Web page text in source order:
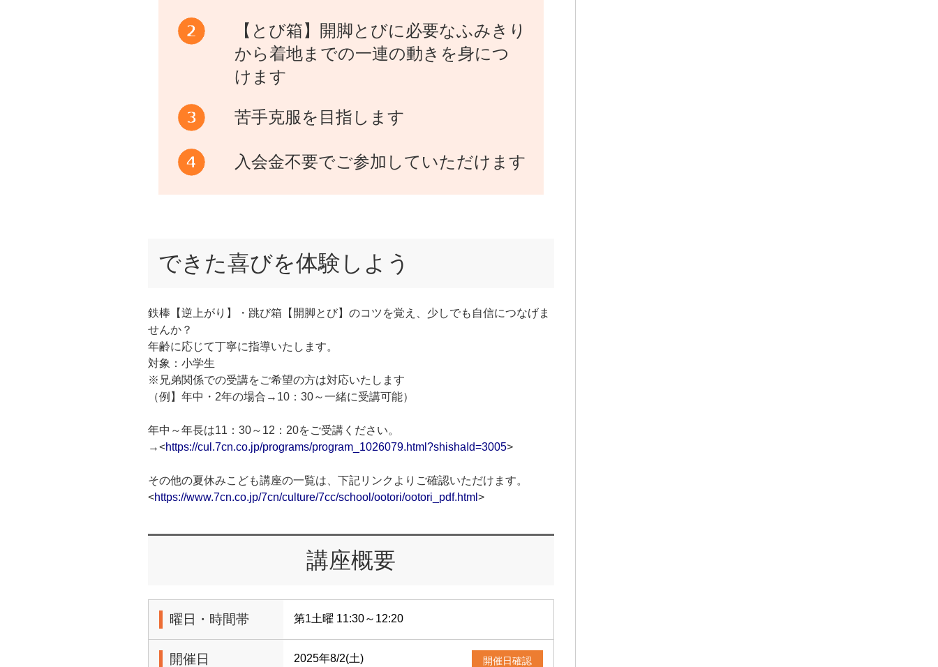
【とび箱】開脚とびに必要なふみきり
から着地までの一連の動きを身につ
けます
苦手克服を目指します
入会金不要でご参加していただけます
できた喜びを体験しよう
鉄棒【逆上がり】・跳び箱【開脚とび】のコツを覚え、少しでも自信につなげま
せんか？
年齢に応じて丁寧に指導いたします。
対象：小学生
※兄弟関係での受講をご希望の方は対応いたします
（例】年中・2年の場合→10：30～一緒に受講可能）
年中～年長は11：30～12：20をご受講ください。
→<https://cul.7cn.co.jp/programs/program_1026079.html?shishaId=3005>
その他の夏休みこども講座の一覧は、下記リンクよりご確認いただけます。
<https://www.7cn.co.jp/7cn/culture/7cc/school/ootori/ootori_pdf.html >
講座概要
曜日・時間帯 第1土曜 11:30～12:20
開催日 2025年8/2(土) 開催日確認